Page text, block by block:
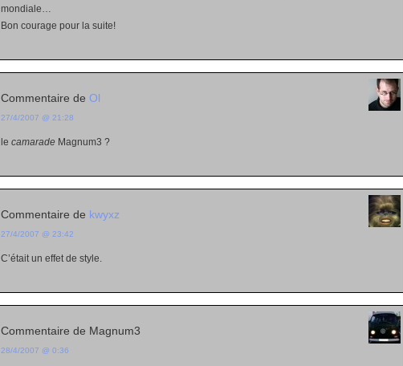
mondiale…
Bon courage pour la suite!
Commentaire de Ol
27/4/2007 @ 21:28
le camarade Magnum3 ?
Commentaire de kwyxz
27/4/2007 @ 23:42
C’était un effet de style.
Commentaire de Magnum3
28/4/2007 @ 0:36